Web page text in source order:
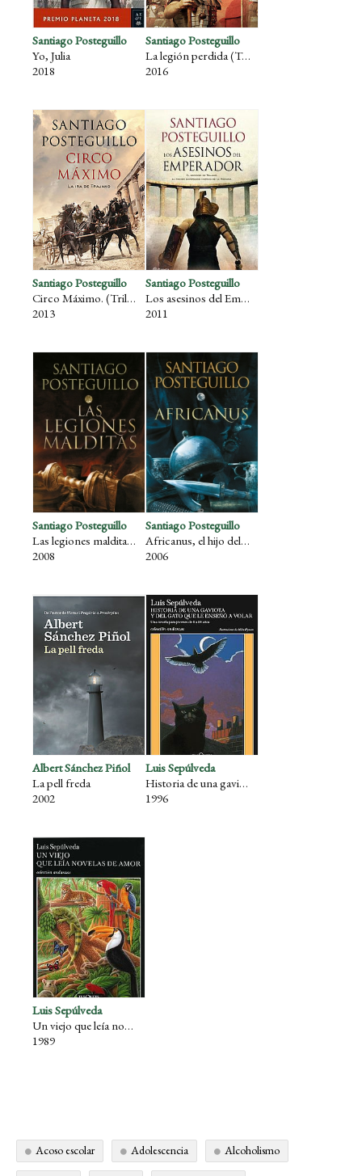
Santiago Posteguillo
Yo, Julia
2018
Santiago Posteguillo
La legión perdida (Trilogía de Trajano, 3)
2016
Santiago Posteguillo
Circo Máximo. (Trilogía de Trajano, 2)
2013
Santiago Posteguillo
Los asesinos del Emperador (Trilogía de Trajano, 1)
2011
Santiago Posteguillo
Las legiones malditas - 2ª parte
2008
Santiago Posteguillo
Africanus, el hijo del cónsul - 1ª parte
2006
Albert Sánchez Piñol
La pell freda
2002
Luis Sepúlveda
Historia de una gaviota y del gato que le enseñó a volar
1996
Luis Sepúlveda
Un viejo que leía novelas de amor
1989
Acoso escolar Adolescencia Alcoholismo